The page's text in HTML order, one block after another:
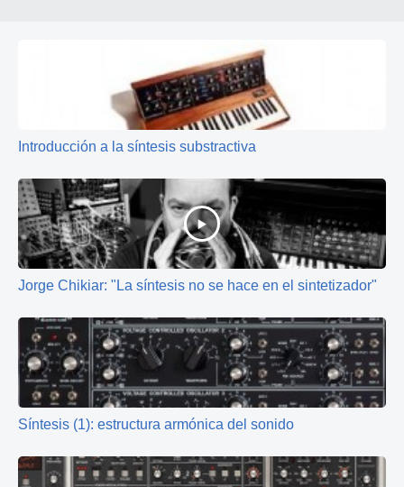
Introducción a la síntesis substractiva
Jorge Chikiar: "La síntesis no se hace en el sintetizador"
Síntesis (1): estructura armónica del sonido